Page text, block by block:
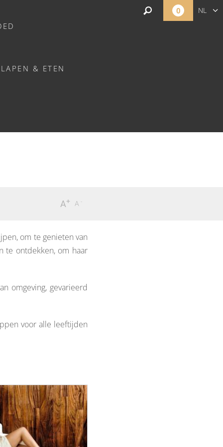
& ETEN
0 NL
-
A
+
A
om te genieten van
te ontdekken, om haar
omgeving, gevarieerd
voor alle leeftijden